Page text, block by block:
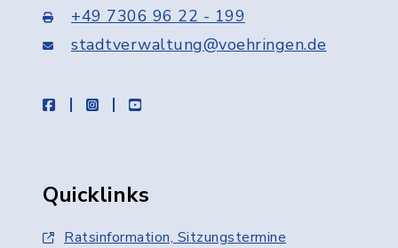
+49 7306 96 22 - 199
stadtverwaltung@voehringen.de
facebookinstagramyoutube
Quicklinks
Ratsinformation, Sitzungstermine